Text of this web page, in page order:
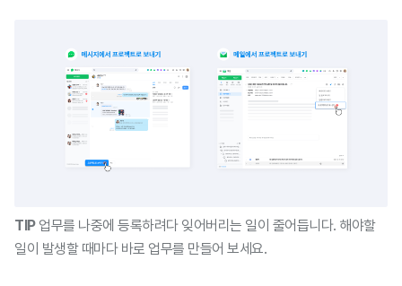
TIP업무를 나중에 등록하려다 잊어버리는 일이 줄어듭니다. 해야할
일이 발생할 때마다 바로 업무를 만들어 보세요.